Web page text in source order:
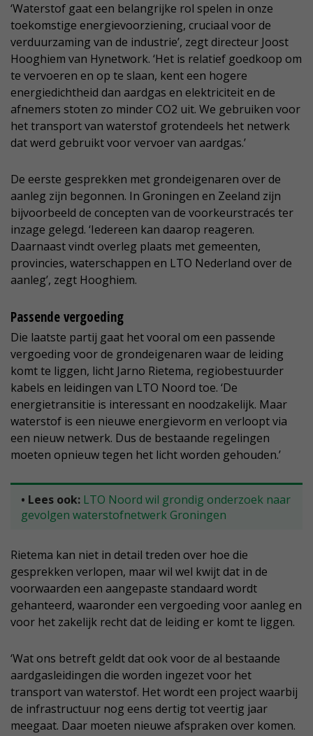
‘Waterstof gaat een belangrijke rol spelen in onze
toekomstige energievoorziening, cruciaal voor de
verduurzaming van de industrie’, zegt directeur Joost
Hooghiem van Hynetwork. ‘Het is relatief goedkoop om
te vervoeren en op te slaan, kent een hogere
energiedichtheid dan aardgas en elektriciteit en de
afnemers stoten zo minder CO2 uit. We gebruiken voor
het transport van waterstof grotendeels het netwerk
dat werd gebruikt voor vervoer van aardgas.’
De eerste gesprekken met grondeigenaren over de
aanleg zijn begonnen. In Groningen en Zeeland zijn
bijvoorbeeld de concepten van de voorkeurstracés ter
inzage gelegd. ‘Iedereen kan daarop reageren.
Daarnaast vindt overleg plaats met gemeenten,
provincies, waterschappen en LTO Nederland over de
aanleg’, zegt Hooghiem.
Passende vergoeding
Die laatste partij gaat het vooral om een passende
vergoeding voor de grondeigenaren waar de leiding
komt te liggen, licht Jarno Rietema, regiobestuurder
kabels en leidingen van LTO Noord toe. ‘De
energietransitie is interessant en noodzakelijk. Maar
waterstof is een nieuwe energievorm en verloopt via
een nieuw netwerk. Dus de bestaande regelingen
moeten opnieuw tegen het licht worden gehouden.’
• Lees ook: LTO Noord wil grondig onderzoek naar
gevolgen waterstofnetwerk Groningen
Rietema kan niet in detail treden over hoe die
gesprekken verlopen, maar wil wel kwijt dat in de
voorwaarden een aangepaste standaard wordt
gehanteerd, waaronder een vergoeding voor aanleg en
voor het zakelijk recht dat de leiding er komt te liggen.
‘Wat ons betreft geldt dat ook voor de al bestaande
aardgasleidingen die worden ingezet voor het
transport van waterstof. Het wordt een project waarbij
de infrastructuur nog eens dertig tot veertig jaar
meegaat. Daar moeten nieuwe afspraken over komen.